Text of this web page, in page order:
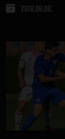
2018.08.06.